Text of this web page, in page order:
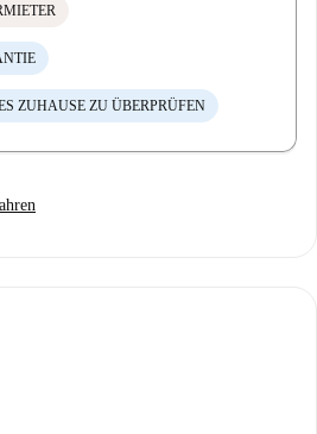
ZUHAUSE ZU ÜBERPRÜFEN